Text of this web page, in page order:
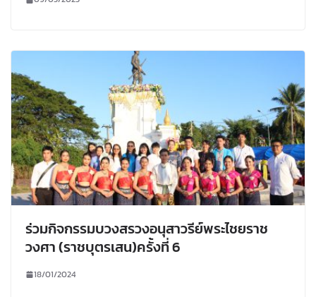
ร่วมกิจกรรมบวงสรวงอนุสาวรีย์พระไชยราช
วงศา (ราชบุตรเสน)ครั้งที่ 6
18/01/2024